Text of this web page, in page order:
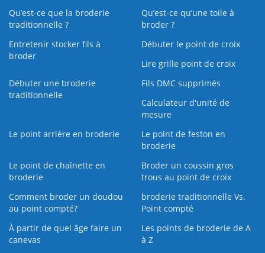
Qu’est-ce que la broderie
traditionnelle ?
Qu’est‑ce qu’une toile à
broder ?
Entretenir stocker fils à
broder
Débuter le point de croix
Lire grille point de croix
Débuter une broderie
traditionnelle
Fils DMC supprimés
Calculateur d'unité de
mesure
Le point arrière en broderie
Le point de feston en
broderie
Le point de chaînette en
broderie
Broder un coussin gros
trous au point de croix
Comment broder un doudou
au point compté?
broderie traditionnelle Vs.
Point compté
À partir de quel âge faire un
canevas
Les points de broderie de A
à Z